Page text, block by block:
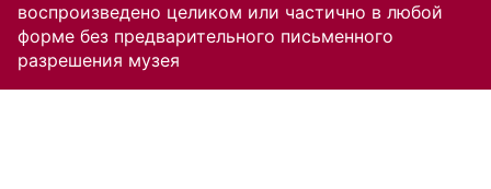
воспроизведено целиком или частично в любой
форме без предварительного письменного
разрешения музея